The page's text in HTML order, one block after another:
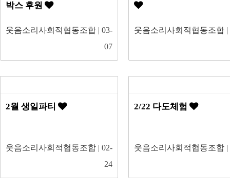
박스 후원
웃음소리사회적협동조합 | 03-
07
웃음소리사회적협동조합
2월 생일파티
웃음소리사회적협동조합 | 02-
24
2/22 다도체험
웃음소리사회적협동조합